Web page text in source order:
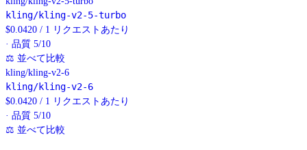
kling/kling-v2-5-turbo
$0.0420 / 1 リクエストあたり
· 品質 5/10
⚖ 並べて比較
kling/kling-v2-6
kling/kling-v2-6
$0.0420 / 1 リクエストあたり
· 品質 5/10
⚖ 並べて比較